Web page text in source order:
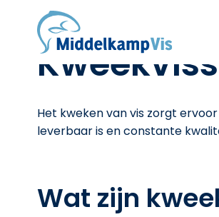
Over ons
Werken bij
Vacature: Medewerker vis
Vacature: visfileerder
Stage's
Verse vis
Gerookte vis
Blogs
Contact
Home
Het kweken van vis zorgt
leverbaar is en constante
Wat zijn